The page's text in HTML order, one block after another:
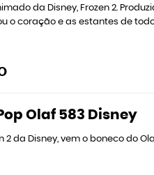
da Disney, Frozen 2.
o coração e as estantes de
Olaf 583 Disney
da Disney, vem o boneco do